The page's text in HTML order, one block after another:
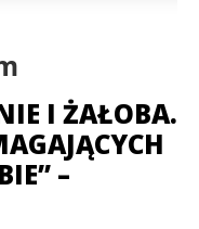
I ŻAŁOBA.
–